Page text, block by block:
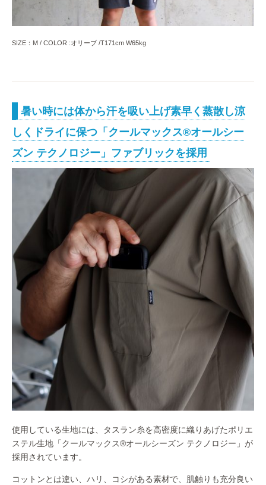
SIZE：M / COLOR :オリーブ /T171cm W65kg
暑い時には体から汗を吸い上げ素早く蒸散し涼
しくドライに保つ「クールマックス®オールシー
ズン テクノロジー」ファブリックを採用
使用している生地には、タスラン糸を高密度に織りあげたポリエ
ステル生地「クールマックス®オールシーズン テクノロジー」が
採用されています。
コットンとは違い、ハリ、コシがある素材で、肌触りも充分良い